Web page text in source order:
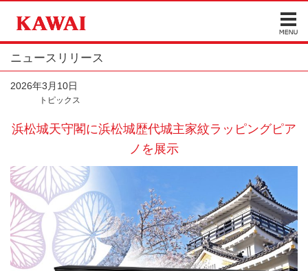
ニュースリリース
2026年3月10日
トピックス
浜松城天守閣に浜松城歴代城主家紋ラッピングピア
ノを展示